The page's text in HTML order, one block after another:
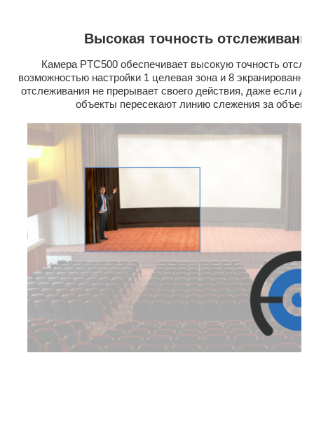
Высокая точность
Камера PTC500 обеспечивает высокую точность
возможностью настройки 1 целевая зона и 8
отслеживания не прерывает своего действия, даже если
объекты пересекают линию слежения за